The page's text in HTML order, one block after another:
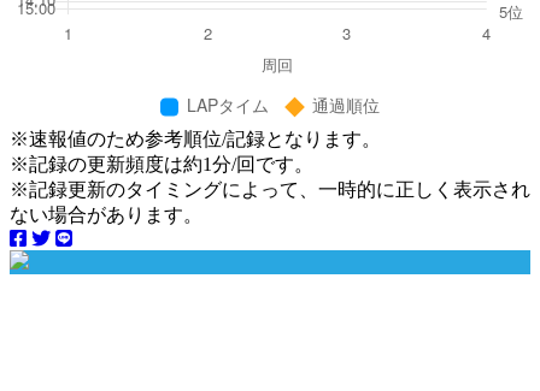
※速報値のため参考順位/記録となります。
※記録の更新頻度は約1分/回です。
※記録更新のタイミングによって、一時的に正しく表示され
ない場合があります。